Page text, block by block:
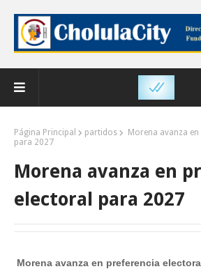
Página Principal partidos
Morena avanza
para 2027
Morena avanza en
electoral para 2027
Morena avanza en preferencia